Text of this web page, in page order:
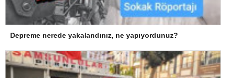
Depreme nerede yakalandınız, ne yapıyordunuz?